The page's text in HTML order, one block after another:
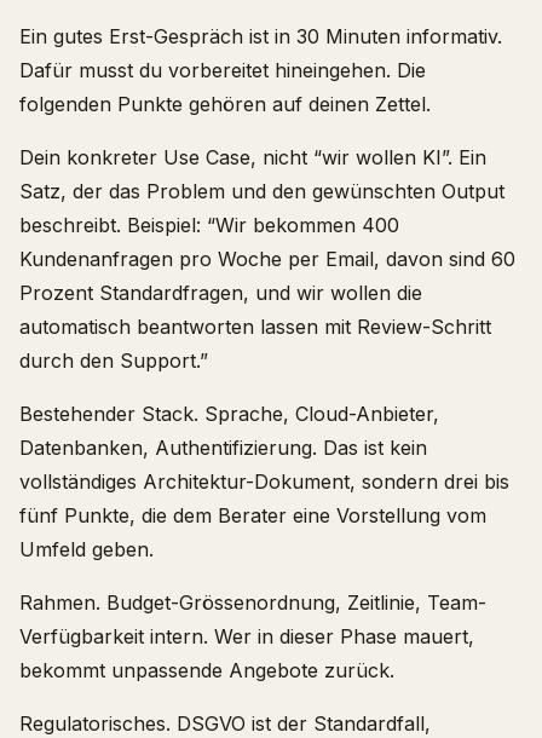
Ein gutes Erst-Gespräch ist in 30 Minuten informativ.
Dafür musst du vorbereitet hineingehen. Die
folgenden Punkte gehören auf deinen Zettel.
Dein konkreter Use Case, nicht “wir wollen KI”. Ein
Satz, der das Problem und den gewünschten Output
beschreibt. Beispiel: “Wir bekommen 400
Kundenanfragen pro Woche per Email, davon sind 60
Prozent Standardfragen, und wir wollen die
automatisch beantworten lassen mit Review-Schritt
durch den Support.”
Bestehender Stack. Sprache, Cloud-Anbieter,
Datenbanken, Authentifizierung. Das ist kein
vollständiges Architektur-Dokument, sondern drei bis
fünf Punkte, die dem Berater eine Vorstellung vom
Umfeld geben.
Rahmen. Budget-Grössenordnung, Zeitlinie, Team-
Verfügbarkeit intern. Wer in dieser Phase mauert,
bekommt unpassende Angebote zurück.
Regulatorisches. DSGVO ist der Standardfall,